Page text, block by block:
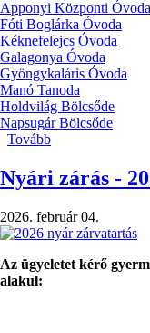
Apponyi Központi Óvoda
Fóti Boglárka Óvoda
Kéknefelejcs Óvoda
Galagonya Óvoda
Gyöngykaláris Óvoda
Manó Tanoda
Holdvilág Bölcsőde
Napsugár Bölcsőde
Tovább
napok)
Nyári zárás -
2026. február 04.
Az ügyeletet kérő
alakul: